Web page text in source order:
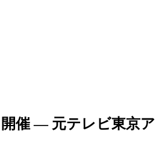
催 — 元テレビ東京ア